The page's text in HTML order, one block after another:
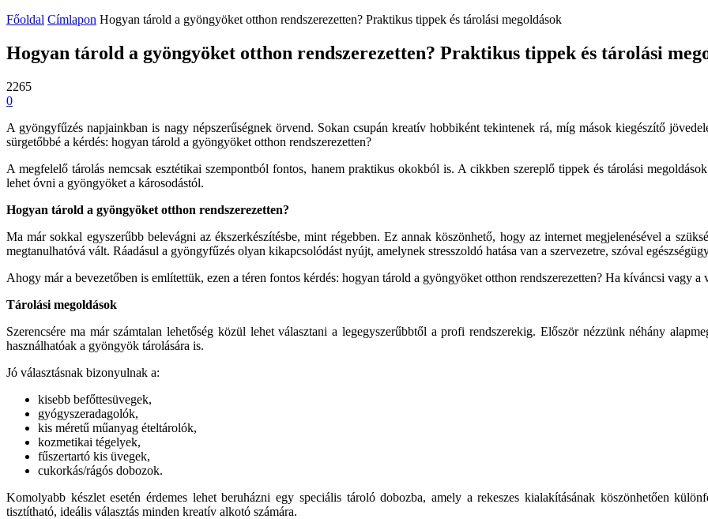
Főoldal Címlapon Hogyan tárold a gyöngyöket otthon rendszerezetten? Praktikus tippek és tárolási megoldások
Hogyan tárold a gyöngyöket otthon rendszerezetten? Praktikus tippek és tárolási
2265
0
A gyöngyfűzés napjainkban is nagy népszerűségnek örvend. Sokan csupán kreatív hobbiként tekintenek rá, míg mások kiegészítő
sürgetőbbé a kérdés: hogyan tárold a gyöngyöket otthon rendszerezetten?
A megfelelő tárolás nemcsak esztétikai szempontból fontos, hanem praktikus okokból is. A cikkben szereplő tippek és tárolási
lehet óvni a gyöngyöket a károsodástól.
Hogyan tárold a gyöngyöket otthon rendszerezetten?
Ma már sokkal egyszerűbb belevágni az ékszerkészítésbe, mint régebben. Ez annak köszönhető, hogy az internet megjelenésével a
megtanulhatóvá vált. Ráadásul a gyöngyfűzés olyan kikapcsolódást nyújt, amelynek stresszoldó hatása van a szervezetre, szóval
Ahogy már a bevezetőben is említettük, ezen a téren fontos kérdés: hogyan tárold a gyöngyöket otthon rendszerezetten? Ha kíváncsi vagy a
Tárolási megoldások
Szerencsére ma már számtalan lehetőség közül lehet választani a legegyszerűbbtől a profi rendszerekig. Először nézzünk néhány
használhatóak a gyöngyök tárolására is.
Jó választásnak bizonyulnak a:
kisebb befőttesüvegek,
gyógyszeradagolók,
kis méretű műanyag ételtárolók,
kozmetikai tégelyek,
fűszertartó kis üvegek,
cukorkás/rágós dobozok.
Komolyabb készlet esetén érdemes lehet beruházni egy speciális tároló dobozba, amely a rekeszes kialakításának köszönhetően
tisztítható, ideális választás minden kreatív alkotó számára.